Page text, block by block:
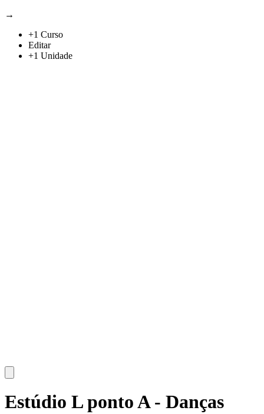
→
+1 Curso
Editar
+1 Unidade
Estúdio L ponto A - Danças